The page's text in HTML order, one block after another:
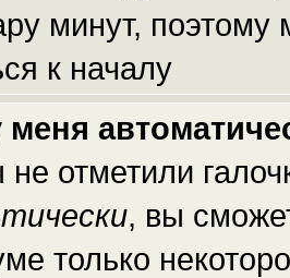
минут,
к началу
отметили
, вы
только